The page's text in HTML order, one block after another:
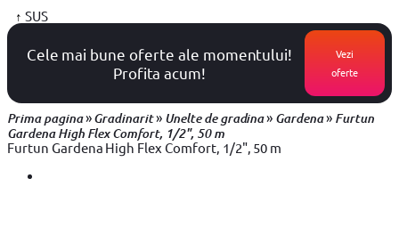
↑ SUS
Cele mai bune oferte ale momentului!
Profita acum!
Vezi
oferte
Prima pagina»Gradinarit» Unelte de gradina» Gardena» Furtun
Gardena High Flex Comfort, 1/2", 50 m
Furtun Gardena High Flex Comfort, 1/2", 50 m